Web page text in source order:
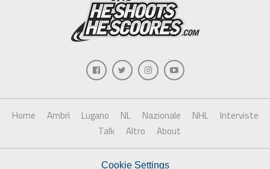
Home Ambrì Lugano NL Nazionale NHL
Interviste
Talk
Altro About
Cookie Settings